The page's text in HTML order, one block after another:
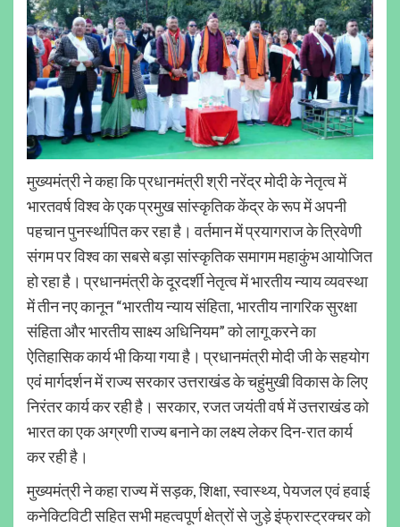
मुख्यमंत्री ने कहा कि प्रधानमंत्री श्री नरेंद्र मोदी के नेतृत्व में
भारतवर्ष विश्व के एक प्रमुख सांस्कृतिक केंद्र के रूप में अपनी
पहचान पुनर्स्थापित कर रहा है। वर्तमान में प्रयागराज के त्रिवेणी
संगम पर विश्व का सबसे बड़ा सांस्कृतिक समागम महाकुंभ आयोजित
हो रहा है। प्रधानमंत्री के दूरदर्शी नेतृत्व में भारतीय न्याय व्यवस्था
में तीन नए कानून “भारतीय न्याय संहिता, भारतीय नागरिक सुरक्षा
संहिता और भारतीय साक्ष्य अधिनियम” को लागू करने का
ऐतिहासिक कार्य भी किया गया है। प्रधानमंत्री मोदी जी के सहयोग
एवं मार्गदर्शन में राज्य सरकार उत्तराखंड के चहुंमुखी विकास के लिए
निरंतर कार्य कर रही है। सरकार, रजत जयंती वर्ष में उत्तराखंड को
भारत का एक अग्रणी राज्य बनाने का लक्ष्य लेकर दिन-रात कार्य
कर रही है।
मुख्यमंत्री ने कहा राज्य में सड़क, शिक्षा, स्वास्थ्य, पेयजल एवं हवाई
कनेक्टिविटी सहित सभी महत्वपूर्ण क्षेत्रों से जुड़े इंफ्रास्ट्रक्चर को